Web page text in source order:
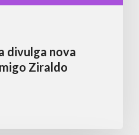
divulga nova
Ziraldo